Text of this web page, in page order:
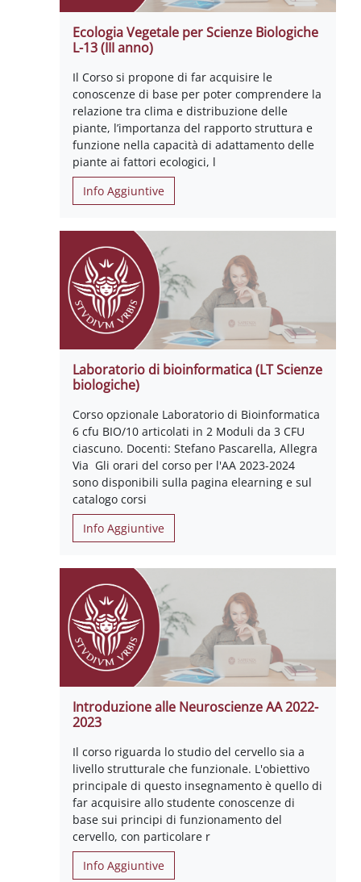
Ecologia Vegetale per Scienze Biologiche
L-13 (III anno)
Il Corso si propone di far acquisire le
conoscenze di base per poter comprendere la
relazione tra clima e distribuzione delle
piante, l’importanza del rapporto struttura e
funzione nella capacità di adattamento delle
piante ai fattori ecologici, l
Info Aggiuntive
Laboratorio di bioinformatica (LT Scienze
biologiche)
Corso opzionale Laboratorio di Bioinformatica
6 cfu BIO/10 articolati in 2 Moduli da 3 CFU
ciascuno. Docenti: Stefano Pascarella, Allegra
Via Gli orari del corso per l'AA 2023-2024
sono disponibili sulla pagina elearning e sul
catalogo corsi
Info Aggiuntive
Introduzione alle Neuroscienze AA 2022-
2023
Il corso riguarda lo studio del cervello sia a
livello strutturale che funzionale. L'obiettivo
principale di questo insegnamento è quello di
far acquisire allo studente conoscenze di
base sui principi di funzionamento del
cervello, con particolare r
Info Aggiuntive